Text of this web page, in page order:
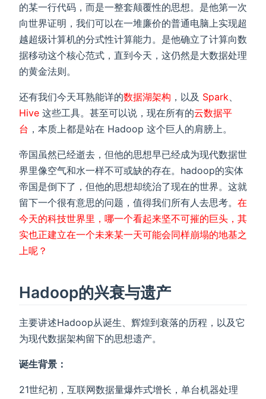
的某一行代码，而是一整套颠覆性的思想。是他第一次
向世界证明，我们可以在一堆廉价的普通电脑上实现超
越超级计算机的分式性计算能力。是他确立了计算向数
据移动这个核心范式，直到今天，这仍然是大数据处理
的黄金法则。
还有我们今天耳熟能详的数据湖架构 ，以及 Spark
Hive 这些工具。甚至可以说，现在所有的云数据平
台 ，本质上都是站在 Hadoop 这个巨人的肩膀上。
帝国虽然已经逝去，但他的思想早已经成为现代数据世
界里像空气和水一样不可或缺的存在。hadoop的实体
帝国是倒下了，但他的思想却统治了现在的世界。这就
留下一个很有意思的问题，值得我们所有人去思考。 在
今天的科技世界里，哪一个看起来坚不可摧的巨头，其
实也正建立在一个未来某一天可能会同样崩塌的地基之
上呢？
Hadoop的兴衰与遗产
主要讲述Hadoop从诞生、辉煌到衰落的历程，以及它
为现代数据架构留下的思想遗产。
诞生背景：
21世纪初，互联网数据量爆炸式增长，单台机器处理